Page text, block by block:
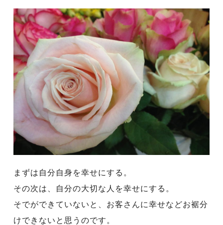
まずは自分自身を幸せにする。
その次は、自分の大切な人を幸せにする。
そでができていないと、お客さんに幸せなどお裾分
けできないと思うのです。